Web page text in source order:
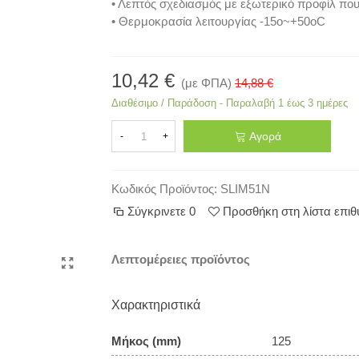
• Λεπτός σχεδιασμός με εξωτερικό προφίλ
• Θερμοκρασία λειτουργίας -15o~+50oC
10,42 € (με ΦΠΑ) 14,88 €
Διαθέσιμο / Παράδοση - Παραλαβή 1 έως 3 ημέρες
- + Αγορά
Κωδικός Προϊόντος: SLIM51N
Σύγκρινετε 0 Προσθήκη στη λίστα
Λεπτομέρειες προϊόντος
Χαρακτηριστικά
Μήκος (mm) 125